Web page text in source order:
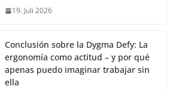
19. Juli 2026
Conclusión sobre la Dygma Defy: La
ergonomía como actitud – y por qué
apenas puedo imaginar trabajar sin
ella